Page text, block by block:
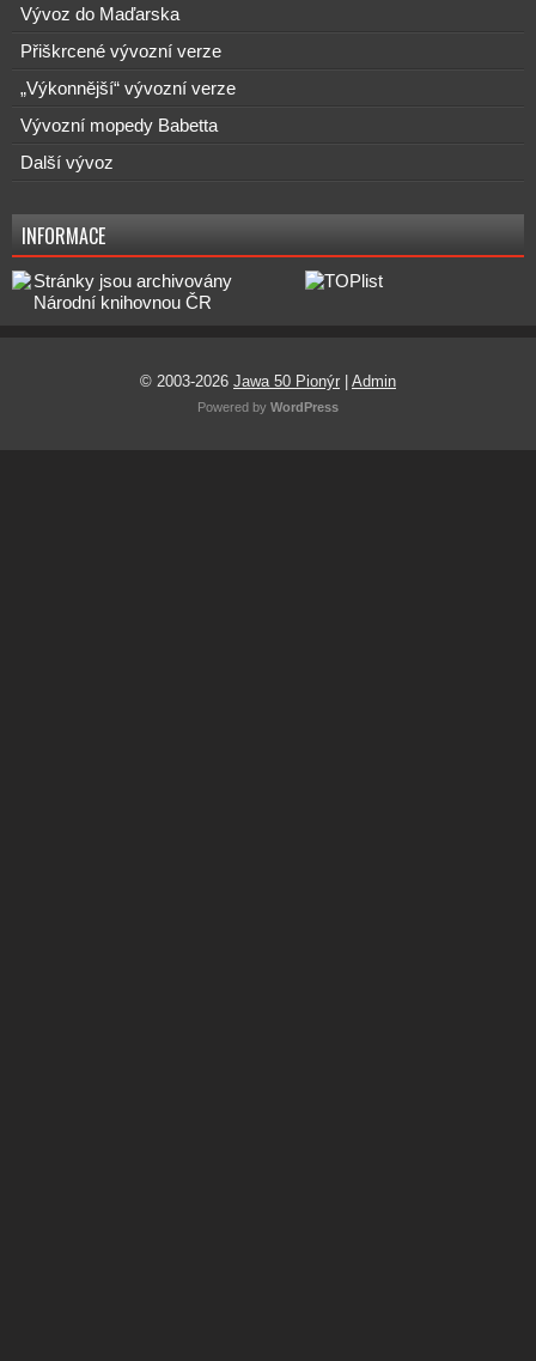
Vývoz do Maďarska
Přiškrcené vývozní verze
„Výkonnější“ vývozní verze
Vývozní mopedy Babetta
Další vývoz
INFORMACE
© 2003-2026 Jawa 50 Pionýr | Admin
Powered by WordPress